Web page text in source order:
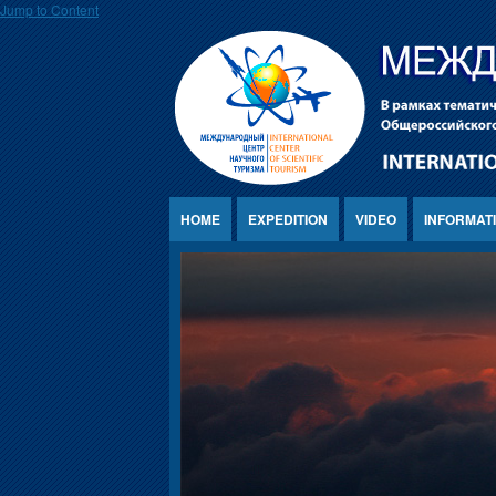
Jump to Content
HOME EXPEDITION VIDEO